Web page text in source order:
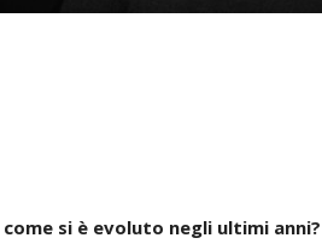
si è evoluto negli ultimi anni?